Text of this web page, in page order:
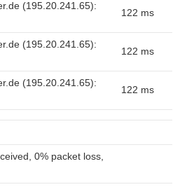
(195.20.241.65):
122 ms
(195.20.241.65):
122 ms
(195.20.241.65):
122 ms
0% packet loss,